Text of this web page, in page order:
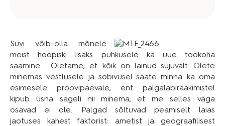
Suvi võib-olla mõnele
meist hoopiski lisaks puhkusele ka uue töökoha
saamine. Oletame, et kõik on läinud sujuvalt. Olete
minemas vestlusele ja sobivusel saate minna ka oma
esimesele proovipäevale, ent palgaläbirääkimistel
kipub üsna sageli nii minema, et me selles väga
osavad ei ole. Palgad sõltuvad peamiselt laias
jaotuses kahest faktorist: ametist ja geograafilisest